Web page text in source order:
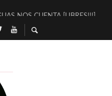
NOS CUENTA [LIBRES!!!]
DE SANDRA MONFORT
DIRECTOR TEATRAL CLAUDIO
LA KATARSIS DEL TOMATAZO